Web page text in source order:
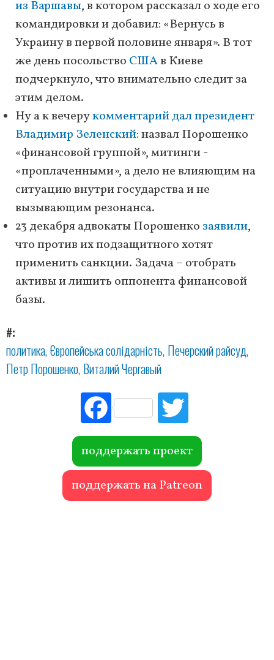
из Варшавы, в котором рассказал о ходе его
командировки и добавил: «Вернусь в
Украину в первой половине января». В тот
же день посольство СШАв Киеве
подчеркнуло, что внимательно следит за
этим делом.
Ну а к вечерукомментарий дал президент
Владимир Зеленский: назвал Порошенко
«финансовой группой», митинги -
«проплаченными», а дело не влияющим на
ситуацию внутри государства и не
вызывающим резонанса.
23 декабря адвокаты Порошенко заявили,
что против их подзащитного хотят
применить санкции. Задача – отобрать
активы и лишить оппонента финансовой
базы.
#
политика Європейська солідарність Печерский райсуд
Петр Порошенко Виталий Чергавый
Fac
ebo
ok r
поддержать проект
поддержать на Patreon